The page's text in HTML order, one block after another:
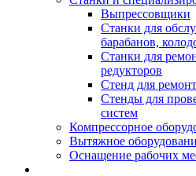
Выпрессовщики
Станки для
барабанов,
Станки для
редукторов
Стенд для
Стенды для
систем
Компрессорное
Вытяжное
Оснащение рабочих